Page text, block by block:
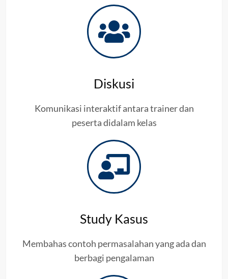
Diskusi
Komunikasi interaktif antara trainer dan
peserta didalam kelas
Study Kasus
Membahas contoh permasalahan yang ada dan
berbagi pengalaman